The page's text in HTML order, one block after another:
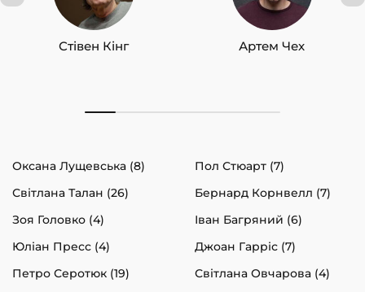
Стівен Кінг Артем Чех
Оксана Лущевська (8)
Пол Стюарт (7)
Світлана Талан (26)
Бернард Корнвелл (7)
Зоя Головко (4)
Іван Багряний (6)
Юліан Пресс (4)
Джоан Гарріс (7)
Петро Серотюк (19)
Світлана Овчарова (4)